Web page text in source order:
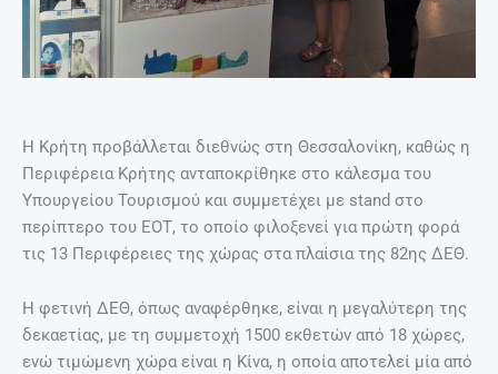
Η Κρήτη προβάλλεται διεθνώς στη Θεσσαλονίκη, καθώς η
Περιφέρεια Κρήτης ανταποκρίθηκε στο κάλεσμα του
Υπουργείου Τουρισμού και συμμετέχει με stand στο
περίπτερο του ΕΟΤ, το οποίο φιλοξενεί για πρώτη φορά
τις 13 Περιφέρειες της χώρας στα πλαίσια της 82ης ΔΕΘ.
Η φετινή ΔΕΘ, όπως αναφέρθηκε, είναι η μεγαλύτερη της
δεκαετίας, με τη συμμετοχή 1500 εκθετών από 18 χώρες,
ενώ τιμώμενη χώρα είναι η Κίνα, η οποία αποτελεί μία από